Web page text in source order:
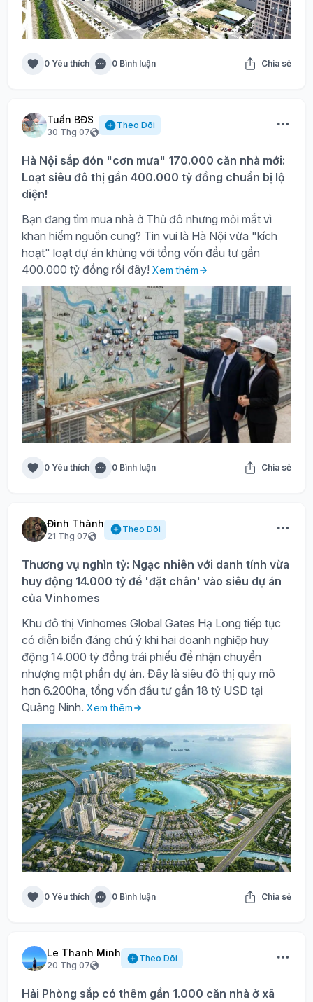
0 Yêu thích 0 Bình luận Chia sẻ
Tuấn BĐS
30 Thg 07
Theo Dõi
Hà Nội sắp đón "cơn mưa" 170.000 căn nhà mới:
Loạt siêu đô thị gần 400.000 tỷ đồng chuẩn bị lộ
diện!
Bạn đang tìm mua nhà ở Thủ đô nhưng mỏi mắt vì
khan hiếm nguồn cung? Tin vui là Hà Nội vừa "kích
hoạt" loạt dự án khủng với tổng vốn đầu tư gần
400.000 tỷ đồng rồi đây! Xem thêm
0 Yêu thích 0 Bình luận Chia sẻ
Đình Thành
21 Thg 07
Theo Dõi
Thương vụ nghìn tỷ: Ngạc nhiên với danh tính vừa
huy động 14.000 tỷ để 'đặt chân' vào siêu dự án
của Vinhomes
Khu đô thị Vinhomes Global Gates Hạ Long tiếp tục
có diễn biến đáng chú ý khi hai doanh nghiệp huy
động 14.000 tỷ đồng trái phiếu để nhận chuyển
nhượng một phần dự án. Đây là siêu đô thị quy mô
hơn 6.200ha, tổng vốn đầu tư gần 18 tỷ USD tại
Quảng Ninh. Xem thêm
0 Yêu thích 0 Bình luận Chia sẻ
Le Thanh Minh
20 Thg 07
Theo Dõi
Hải Phòng sắp có thêm gần 1.000 căn nhà ở xã